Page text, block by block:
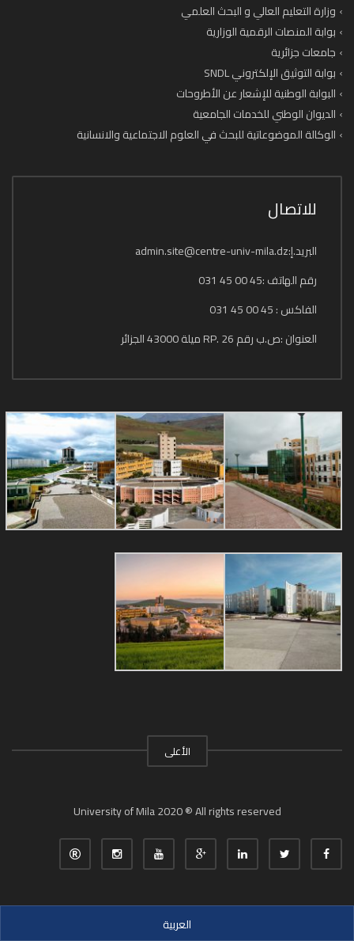
وزارة التعليم العالي و البحث العلمي
بوابة المنصات الرقمية الوزارية
جامعات جزائرية
بوابة التوثيق الإلكتروني SNDL
البوابة الوطنية للإشعار عن الأطروحات
الديوان الوطني للخدمات الجامعية
الوكالة الموضوعاتية للبحث في العلوم الاجتماعية والانسانية
للاتصال
البريد.إ:admin.site@centre-univ-mila.dz
رقم الهاتف :45 00 45 031
الفاكس : 45 00 45 031
العنوان :ص.ب رقم 26 .RP ميلة 43000 الجزائر
الأعلى
University of Mila 2020 ® All rights reserved
العربية